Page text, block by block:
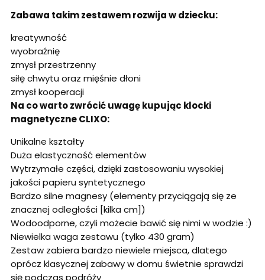
Zabawa takim zestawem rozwija w dziecku:
kreatywność
wyobraźnię
zmysł przestrzenny
siłę chwytu oraz mięśnie dłoni
zmysł kooperacji
Na co warto zwrócić uwagę kupując klocki
magnetyczne CLIXO:
Unikalne kształty
Duża elastyczność elementów
Wytrzymałe części, dzięki zastosowaniu wysokiej
jakości papieru syntetycznego
Bardzo silne magnesy (elementy przyciągają się ze
znacznej odległości [kilka cm])
Wodoodporne, czyli możecie bawić się nimi w wodzie :)
Niewielka waga zestawu (tylko 430 gram)
Zestaw zabiera bardzo niewiele miejsca, dlatego
oprócz klasycznej zabawy w domu świetnie sprawdzi